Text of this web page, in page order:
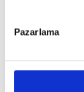
Pazarlama
Yasal
Çerez